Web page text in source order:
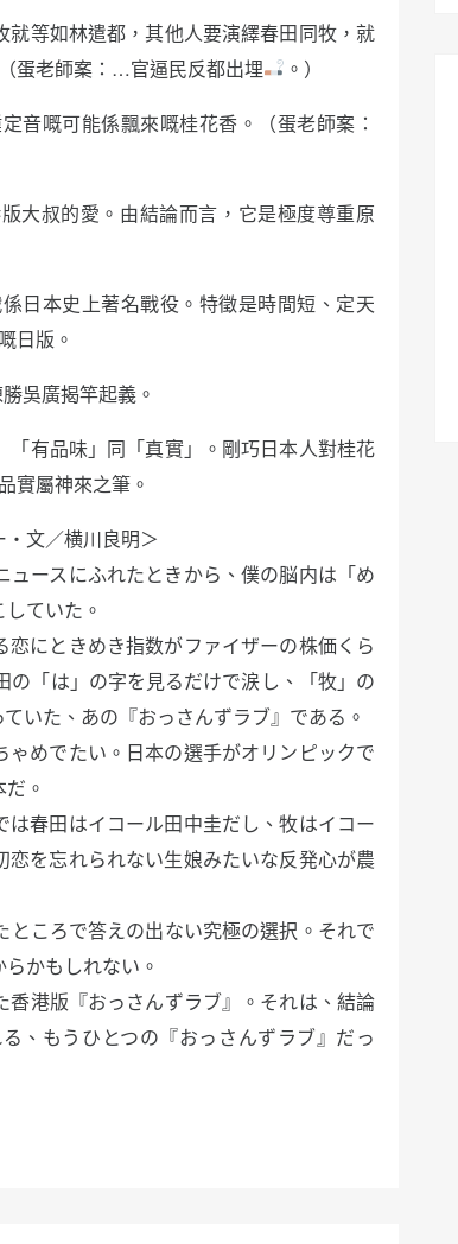
等如林遣都，其他人要演繹春田同牧，就
蛋老師案：…官逼民反都出埋
。）
音嘅可能係飄來嘅桂花香。（蛋老師案：
大叔的愛。由結論而言，它是極度尊重原
日本史上著名戰役。特徵是時間短、定天
日版。
吳廣揭竿起義。
有品味」同「真實」。剛巧日本人對桂花
實屬神來之筆。
文／横川良明＞
ースにふれたときから、僕の脳内は「め
ていた。
にときめき指数がファイザーの株価くら
「は」の字を見るだけで涙し、「牧」の
いた、あの『おっさんずラブ』である。
めでたい。日本の選手がオリンピックで
。
春田はイコール田中圭だし、牧はイコー
を忘れられない生娘みたいな反発心が農
ころで答えの出ない究極の選択。それで
かもしれない。
港版『おっさんずラブ』。それは、結論
、もうひとつの『おっさんずラブ』だっ